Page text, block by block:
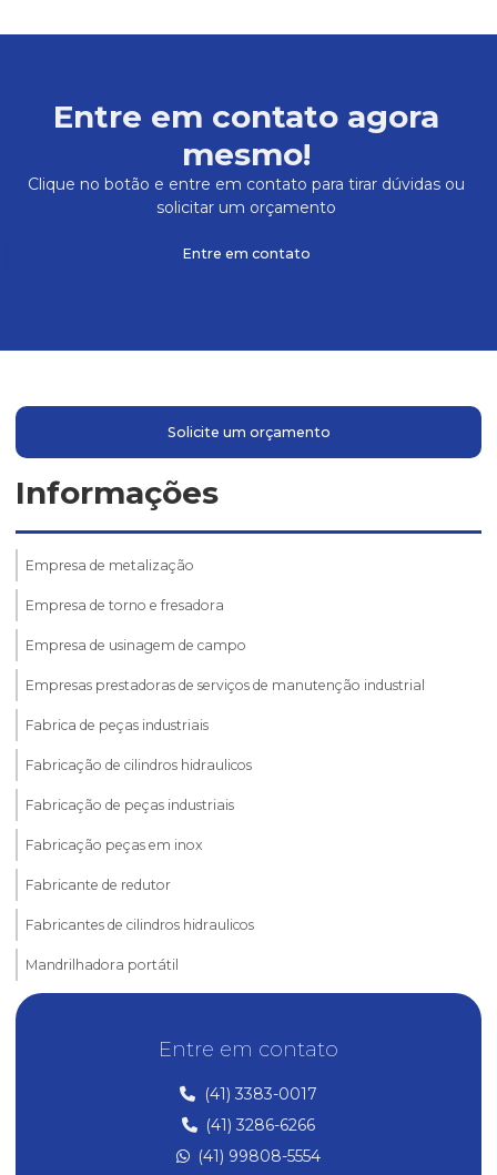
Entre em contato agora
mesmo!
Clique no botão e entre em contato para tirar dúvidas ou
solicitar um orçamento
Entre em contato
Solicite um orçamento
Informações
Empresa de metalização
Empresa de torno e fresadora
Empresa de usinagem de campo
Empresas prestadoras de serviços de manutenção industrial
Fabrica de peças industriais
Fabricação de cilindros hidraulicos
Fabricação de peças industriais
Fabricação peças em inox
Fabricante de redutor
Fabricantes de cilindros hidraulicos
Mandrilhadora portátil
Manutenção de equipamentos industriais
Manutenção em fornos industriais
Manutenção industrial curitiba
Entre em contato
(41) 3383-0017
(41) 3286-6266
(41) 99808-5554